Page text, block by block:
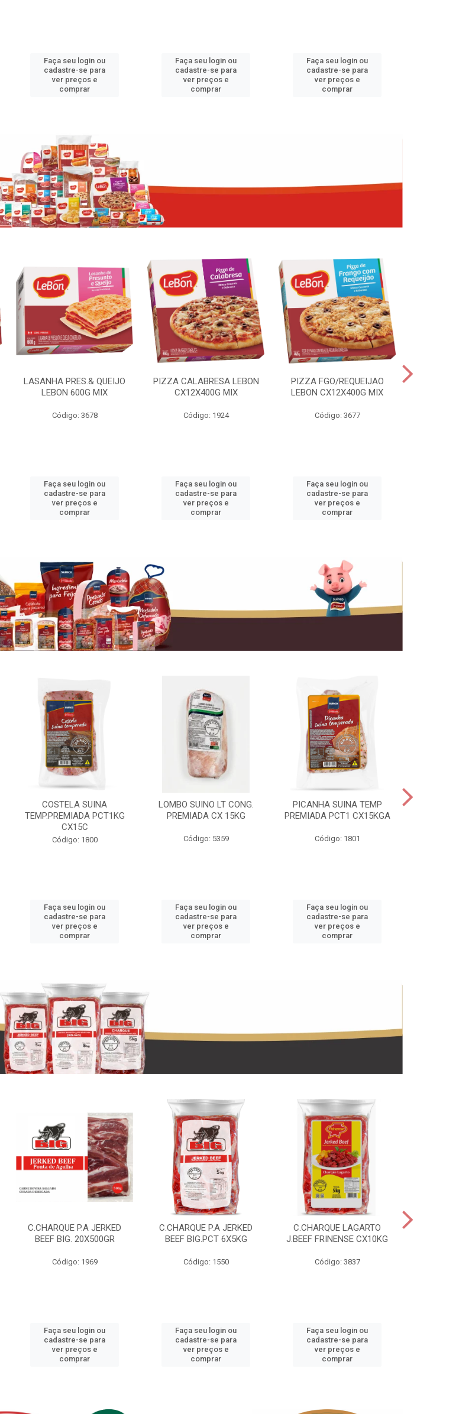
Faça seu login ou
cadastre-se para
ver preços e
comprar
Faça seu login ou
cadastre-se para
ver preços e
comprar
Faça seu login ou
cadastre-se para
ver preços e
comprar
LASANHA PRES.& QUEIJO
LEBON 600G MIX
Código: 3678
Faça seu login ou
cadastre-se para
ver preços e
comprar
PIZZA CALABRESA LEBON
CX12X400G MIX
Código: 1924
Faça seu login ou
cadastre-se para
ver preços e
comprar
PIZZA FGO/REQUEIJAO
LEBON CX12X400G MIX
Código: 3677
Faça seu login ou
cadastre-se para
ver preços e
comprar
COSTELA SUINA
TEMP.PREMIADA PCT1KG
CX15C
Código: 1800
Faça seu login ou
cadastre-se para
ver preços e
comprar
LOMBO SUINO LT CONG.
PREMIADA CX 15KG
Código: 5359
Faça seu login ou
cadastre-se para
ver preços e
comprar
PICANHA SUINA TEMP
PREMIADA PCT1 CX15KGA
Código: 1801
Faça seu login ou
cadastre-se para
ver preços e
comprar
C.CHARQUE P.A JERKED
BEEF BIG. 20X500GR
Código: 1969
Faça seu login ou
cadastre-se para
ver preços e
comprar
C.CHARQUE P.A JERKED
BEEF BIG.PCT 6X5KG
Código: 1550
Faça seu login ou
cadastre-se para
ver preços e
comprar
C.CHARQUE LAGARTO
J.BEEF FRINENSE CX10KG
Código: 3837
Faça seu login ou
cadastre-se para
ver preços e
comprar